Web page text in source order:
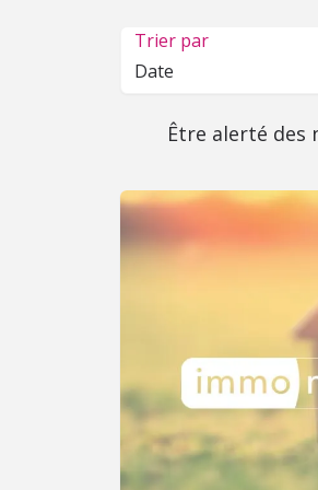
Trier par
Date
Être alerté des